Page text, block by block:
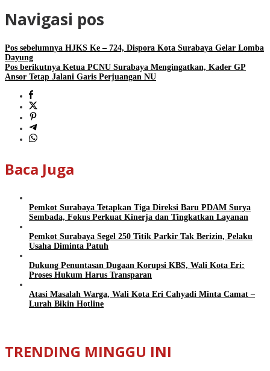
Navigasi pos
Pos sebelumnya HJKS Ke – 724, Dispora Kota Surabaya Gelar Lomba
Dayung
Pos berikutnya Ketua PCNU Surabaya Mengingatkan, Kader GP
Ansor Tetap Jalani Garis Perjuangan NU
Baca Juga
Pemkot Surabaya Tetapkan Tiga Direksi Baru PDAM Surya
Sembada, Fokus Perkuat Kinerja dan Tingkatkan Layanan
Pemkot Surabaya Segel 250 Titik Parkir Tak Berizin, Pelaku
Usaha Diminta Patuh
Dukung Penuntasan Dugaan Korupsi KBS, Wali Kota Eri:
Proses Hukum Harus Transparan
Atasi Masalah Warga, Wali Kota Eri Cahyadi Minta Camat –
Lurah Bikin Hotline
TRENDING MINGGU INI